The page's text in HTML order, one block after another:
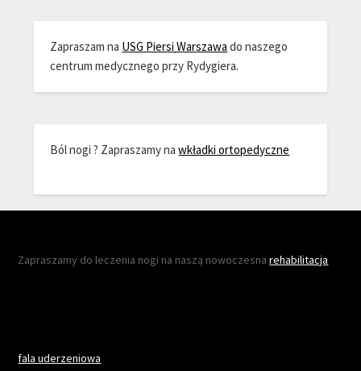
Zapraszam na USG Piersi Warszawa do naszego
centrum medycznego przy Rydygiera.
Ból nogi ? Zapraszamy nawkładki ortopedyczne
Zapraszamy do leczenia nogi na naszą nowoczesnarehabilitacja
fala uderzeniowa